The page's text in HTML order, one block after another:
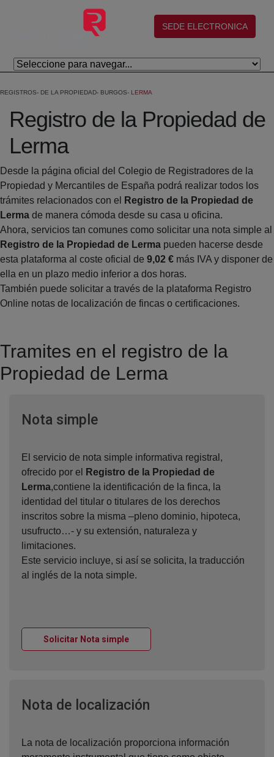
Salta al contingut principal
(abre en nueva ventana)
SEDE ELECTRONICA
REGISTROS DE LA PROPIEDAD BURGOS LERMA
Registro de la Propiedad de
Lerma
Desde la página oficial del Colegio de Registradores de la
Propiedad y Mercantiles de España podrá realizar todos los
trámites relacionados con el
Registro de la Propiedad de
Lerma de manera cómoda desde su casa u oficina.
Ahora, servicios tan comunes como solicitar una nota simple al
Registro de la Propiedad de Lerma pueden hacerse desde
esta plataforma al coste oficial de 9,02 € más IVA y disponer de
ella en un plazo medio inferior a dos horas.
También puede solicitar a través de la plataforma Registro
Online notas de localización de fincas o certificaciones.
Tramites en el registro de la
Propiedad de Lerma
Nota simpleVentana nueva
El servicio de nota simple informativa registral,
ofrecido por el
Registro de la Propiedad de
Lerma,contiene la identificación de la finca, la
identidad del titular o titulares de los derechos
inscritos sobre la misma –pleno dominio, hipoteca,
usufructo…- y su extensión, naturaleza y
limitaciones.
Este servicio incluye, si así se solicita, la traducción
al inglés de la nota simple.
Solicitar Nota simpleVentana nueva
Nota de localización
La nota de localización proporciona información